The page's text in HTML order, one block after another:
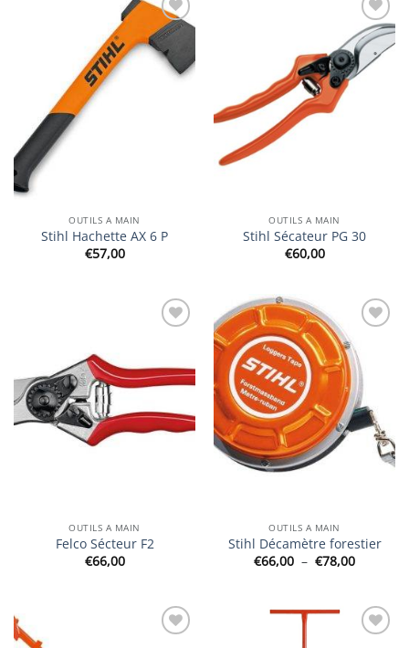
Ajouter
à la
wishlist
OUTILS A MAIN
Stihl Hachette AX 6 P
€57,00
Ajouter
à la
wishlist
OUTILS A MAIN
Stihl Sécateur PG 30
€60,00
wishlist
OUTILS A MAIN
Felco Sécteur F2
€66,00
Ajouter
wishlist
OUTILS A MAIN
Stihl Décamètre forestier
€66,00 – €78,00Plage
€78,00